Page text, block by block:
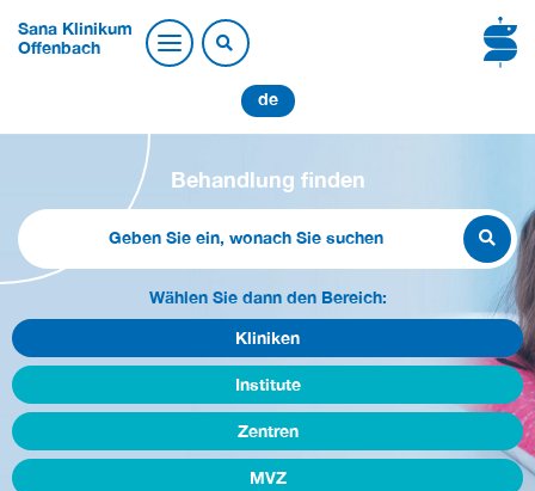
Sana Klinikum
Offenbach
de
Behandlung finden
Wählen Sie dann den Bereich:
Kliniken
Institute
Zentren
MVZ